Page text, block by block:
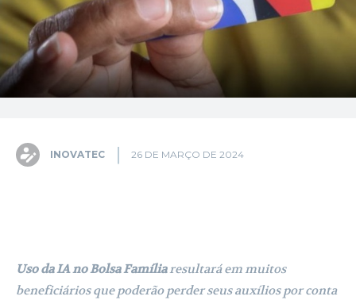
INOVATEC 26 DE MARÇO DE 2024
Uso da IA no Bolsa Famíliaresultará em muitos
beneficiários que poderão perder seus auxílios por conta